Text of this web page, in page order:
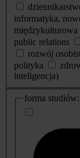
informatyka,
międzykulturowa
public relations
rozwój
polityka
inteligencja)
dodatkowe
informacje
forma studiów: